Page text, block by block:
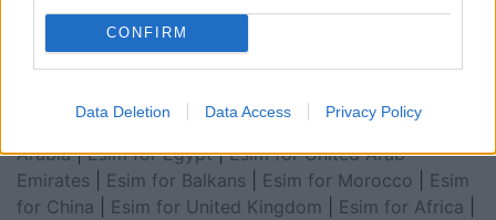
CONFIRM
Data Deletion Data Access Privacy Policy
Esim for Global|Esim for Europe
Esim for USA|Esim for Italy|Esim for Spain|Esim
for Turkey
|Esim for Germany Esim for Greece
Esim for World Cup 2026
Esim for Saudi
Arabia|Esim for Egypt|Esim for United Arab
Emirates
Esim for Balkans Esim for Morocco
Esim
for China
Esim for United Kingdom Esim for Africa